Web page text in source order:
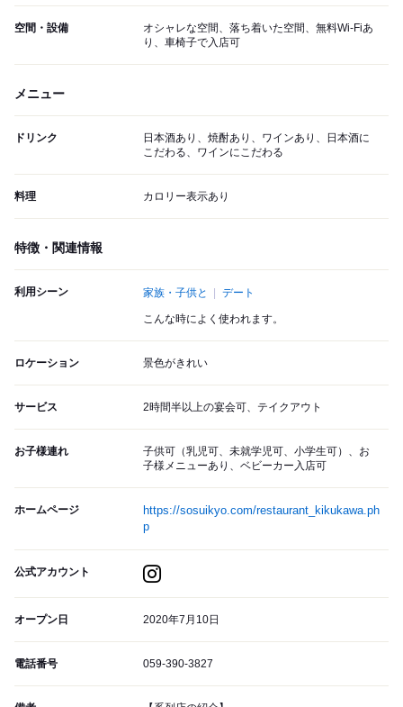
空間・設備
オシャレな空間、落ち着いた空間、無料Wi-Fiあ
り、車椅子で入店可
メニュー
ドリンク
日本酒あり、焼酎あり、ワインあり、日本酒に
こだわる、ワインにこだわる
料理 カロリー表示あり
特徴・関連情報
利用シーン 家族・子供と デート
こんな時によく使われます。
ロケーション 景色がきれい
サービス 2時間半以上の宴会可、テイクアウト
お子様連れ
子供可（乳児可、未就学児可、小学生可）、お
子様メニューあり、ベビーカー入店可
ホームページ
https://sosuikyo.com/restaurant_kikukawa.ph
p
公式アカウント
オープン日 2020年7月10日
電話番号 059-390-3827